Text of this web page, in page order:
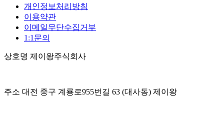
개인정보처리방침
이용약관
이메일무단수집거부
1:1문의
상호명 제이왕주식회사
주소 대전 중구 계룡로955번길 63 (대사동) 제이왕